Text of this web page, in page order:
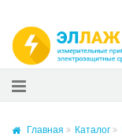
Главная Каталог